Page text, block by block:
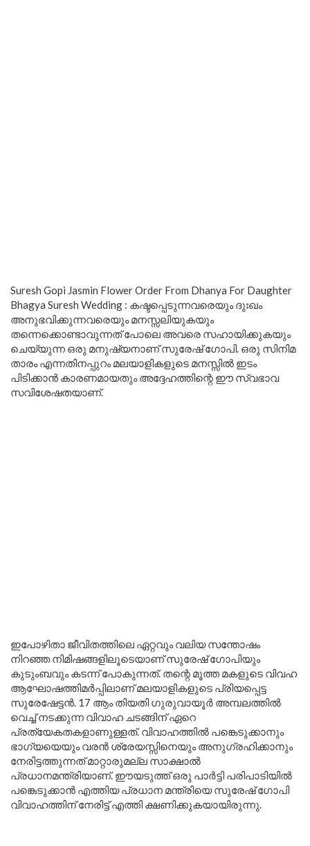
Suresh Gopi Jasmin Flower Order From Dhanya For Daughter
Bhagya Suresh Wedding : കഷ്ടപ്പെടുന്നവരെയും ദുഃഖം
അനുഭവിക്കുന്നവരെയും മനസ്സലിയുകയും
തന്നെക്കൊണ്ടാവുന്നത് പോലെ അവരെ സഹായിക്കുകയും
ചെയ്യുന്ന ഒരു മനുഷ്യനാണ് സുരേഷ് ഗോപി. ഒരു സിനിമ
താരം എന്നതിനപ്പുറം മലയാളികളുടെ മനസ്സിൽ ഇടം
പിടിക്കാൻ കാരണമായതും അദ്ദേഹത്തിന്റെ ഈ സ്വഭാവ
സവിശേഷതയാണ്.
ഇപോഴിതാ ജീവിതത്തിലെ ഏറ്റവും വലിയ സന്തോഷം
നിറഞ്ഞ നിമിഷങ്ങളിലൂടെയാണ് സുരേഷ് ഗോപിയും
കുടുംബവും കടന്ന് പോകുന്നത്. തന്റെ മൂത്ത മകളുടെ വിവഹ
ആഘോഷത്തിമർപ്പിലാണ് മലയാളികളുടെ പ്രിയപ്പെട്ട
സുരേഷേട്ടൻ. 17 ആം തിയതി ഗുരുവായൂർ അമ്പലത്തിൽ
വെച്ച് നടക്കുന്ന വിവാഹ ചടങ്ങിന് ഏറെ
പ്രത്യേകതകളാണുള്ളത്. വിവാഹത്തിൽ പങ്കെടുക്കാനും
ഭാഗ്യയെയും വരൻ ശ്രേയസ്സിനെയും അനുഗ്രഹിക്കാനും
നേരിട്ടത്തുന്നത് മാറ്റാരുമല്ല സാക്ഷാൽ
പ്രധാനമന്ത്രിയാണ്. ഈയടുത്ത് ഒരു പാർട്ടി പരിപാടിയിൽ
പങ്കെടുക്കാൻ എത്തിയ പ്രധാന മന്ത്രിയെ സുരേഷ് ഗോപി
വിവാഹത്തിന് നേരിട്ട് എത്തി ക്ഷണിക്കുകയായിരുന്നു.